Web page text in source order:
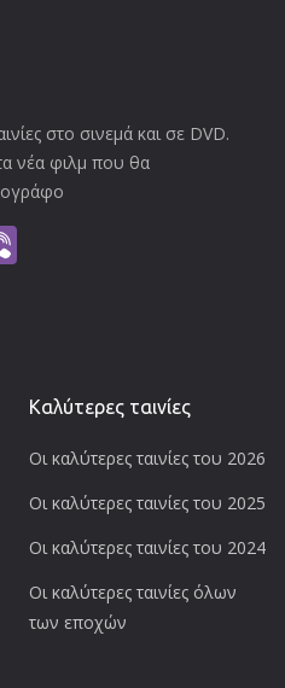
στο σινεμά και σε DVD.
νέα φιλμ που θα
Καλύτερες ταινίες
Οι καλύτερες ταινίες του 2026
Οι καλύτερες ταινίες του 2025
Οι καλύτερες ταινίες του 2024
Οι καλύτερες ταινίες όλων
των εποχών